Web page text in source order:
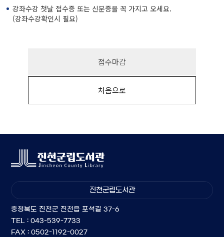
강좌수강 첫날 접수증 또는 신분증을 꼭 가지고 오세요.
(강좌수강확인시 필요)
접수마감
처음으로
진천군립도서관
충청북도 진천군 진천읍 포석길 37-6
TEL : 043-539-7733
FAX : 0502-1192-0027